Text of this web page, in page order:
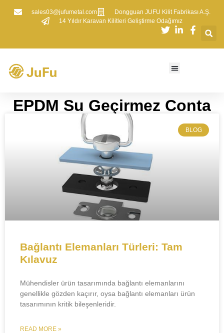
sales03@jufumetal.com
​Dongguan JUFU Kilit Fabrikası A.Ş.
​14 Yıldır Karavan Kilitleri Geliştirme Odağımız
​EPDM Su Geçirmez Conta
BLOG
Bağlantı Elemanları Türleri: Tam
Kılavuz
Mühendisler ürün tasarımında bağlantı elemanlarını
genellikle gözden kaçırır, oysa bağlantı elemanları ürün
tasarımının kritik bileşenleridir.
READ MORE »